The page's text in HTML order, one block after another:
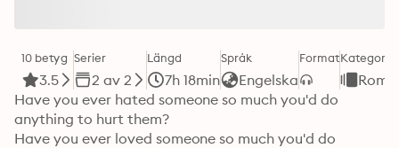
10 betyg
3.5
Serier
2 av 2
Längd
7h 18min
Språk
Engelska
FormatKategori
Have you ever hated someone so much you'd do
anything to hurt them?
Have you ever loved someone so much you'd do